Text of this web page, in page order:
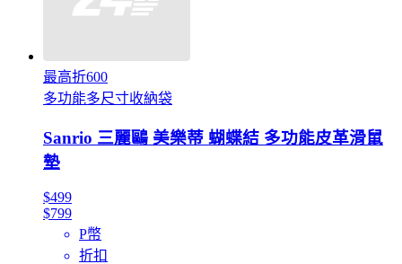
最高折600
多功能多尺寸收納袋
Sanrio 三麗鷗 美樂蒂 蝴蝶結 多功能皮革滑鼠
墊
$499
$799
P幣
折扣